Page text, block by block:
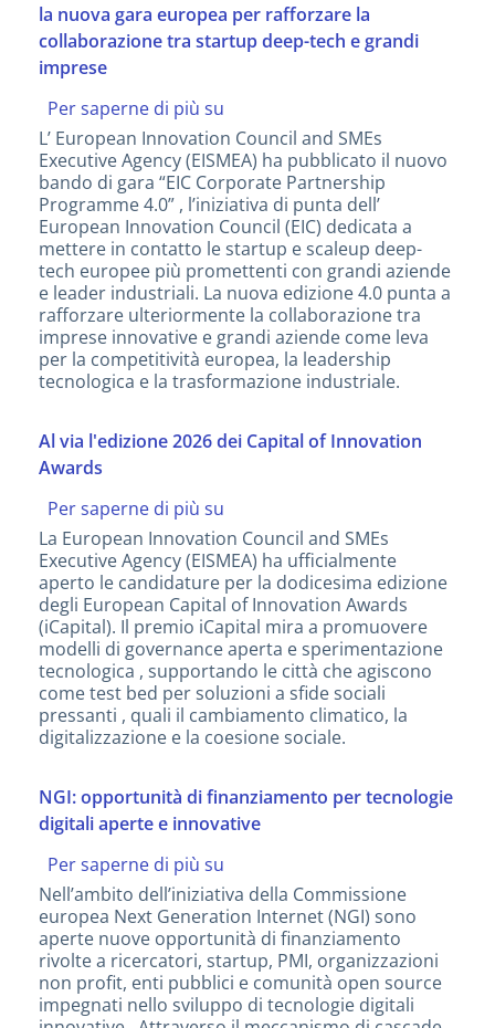
la nuova gara europea per rafforzare la
collaborazione tra startup deep-tech e grandi
imprese
Per saperne di più su
Corporate
Partnership
Programme
4.0:
al
via
la
nuova
gara
europea
per
rafforzare
la
tra
grandi
imprese
L’ European Innovation Council and SMEs
Executive Agency (EISMEA) ha pubblicato il nuovo
bando di gara “EIC Corporate Partnership
Programme 4.0” , l’iniziativa di punta dell’
European Innovation Council (EIC) dedicata a
mettere in contatto le startup e scaleup deep-
tech europee più promettenti con grandi aziende
e leader industriali. La nuova edizione 4.0 punta a
rafforzare ulteriormente la collaborazione tra
imprese innovative e grandi aziende come leva
per la competitività europea, la leadership
tecnologica e la trasformazione industriale.
Al via l'edizione 2026 dei Capital of Innovation
Awards
Per saperne di più su
via
l'edizione
2026
dei
Capital
of
Innovation
Awards
La European Innovation Council and SMEs
Executive Agency (EISMEA) ha ufficialmente
aperto le candidature per la dodicesima edizione
degli European Capital of Innovation Awards
(iCapital). Il premio iCapital mira a promuovere
modelli di governance aperta e sperimentazione
tecnologica , supportando le città che agiscono
come test bed per soluzioni a sfide sociali
pressanti , quali il cambiamento climatico, la
digitalizzazione e la coesione sociale.
NGI: opportunità di finanziamento per tecnologie
digitali aperte e innovative
Per saperne di più su
opportunità
di
finanziamento
per
tecnologie
digitali
aperte
Nell’ambito dell’iniziativa della Commissione
europea Next Generation Internet (NGI) sono
aperte nuove opportunità di finanziamento
rivolte a ricercatori, startup, PMI, organizzazioni
non profit, enti pubblici e comunità open source
impegnati nello sviluppo di tecnologie digitali